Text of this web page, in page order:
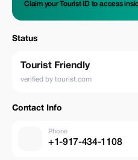
Claim your Tourist ID to access
Status
Tourist Friendly
verified by tourist.com
Contact Info
Phone
+1-917-434-1108